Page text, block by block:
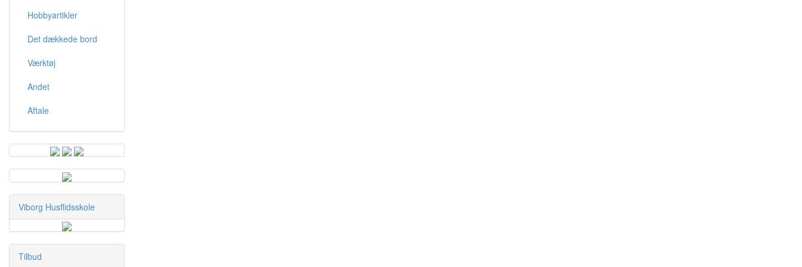
Hobbyartikler
Det dækkede bord
Værktøj
Andet
Aftale
Viborg Husflidsskole
Tilbud